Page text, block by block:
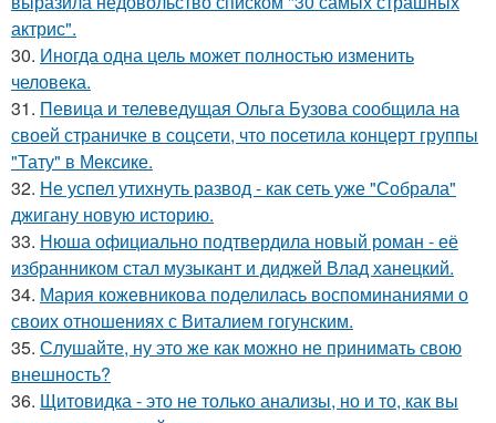
актрис".
30. Иногда одна цель может полностью изменить
человека.
31. Певица и телеведущая Ольга Бузова сообщила на
своей страничке в соцсети, что посетила концерт группы
"Тату" в Мексике.
32. Не успел утихнуть развод - как сеть уже "Собрала"
джигану новую историю.
33. Нюша официально подтвердила новый роман - её
избранником стал музыкант и диджей Влад ханецкий.
34. Мария кожевникова поделилась воспоминаниями о
своих отношениях с Виталием гогунским.
35. Слушайте, ну это же как можно не принимать свою
внешность?
36. Щитовидка - это не только анализы, но и то, как вы